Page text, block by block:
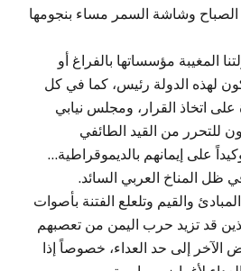
الصباح وشاشة السمر مساء بنجومها
المغيبة مؤسساتها بالفراغ أو
لهذه الدولة رئيس، كما في كل
على اتخاذ القرار، ومجلس نيابي
للتحرر من القيد الطائفي
على إيمانهم بالديموقراطية…
ظل المناخ العربي السائد.
والقيم وتلعلع الفتنة بأصوات
قد تزيد حرب اليمن من تعصبهم
الآخر إلى حد العداء، خصوصاً إذا